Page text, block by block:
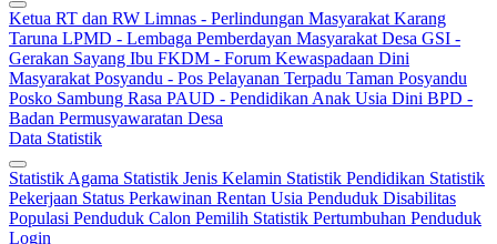
Ketua RT dan RW Limnas - Perlindungan Masyarakat Karang
Taruna LPMD - Lembaga Pemberdayan Masyarakat Desa GSI -
Gerakan Sayang Ibu FKDM - Forum Kewaspadaan Dini
Masyarakat Posyandu - Pos Pelayanan Terpadu Taman Posyandu
Posko Sambung Rasa PAUD - Pendidikan Anak Usia Dini BPD -
Badan Permusyawaratan Desa
Data Statistik
Statistik Agama Statistik Jenis Kelamin Statistik Pendidikan Statistik
Pekerjaan Status Perkawinan Rentan Usia Penduduk Disabilitas
Populasi Penduduk Calon Pemilih Statistik Pertumbuhan Penduduk
Login